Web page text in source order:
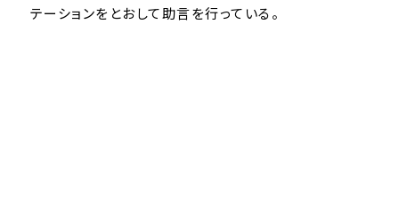
テーションをとおして助言を行っている。